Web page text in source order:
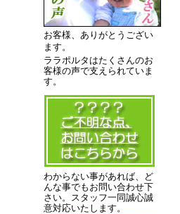
お客様、ありがとうござい
ます。
ララポルタはたくさんのお
客様の声で支えられていま
す。
わからない事があれば、ど
んな事でもお問い合わせ下
さい。スタッフ一同誠心誠
意対応いたします。